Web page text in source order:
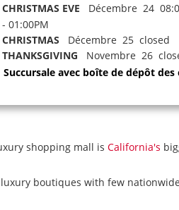
CHRISTMAS EVE Décembre 24
- 01:00PM
CHRISTMAS Décembre 25 closed
THANKSGIVING Novembre 26
Succursale avec boîte de dépôt des
shopping mall is California's
boutiques with few